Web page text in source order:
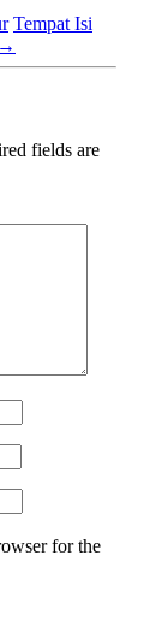
Tempat Isi
→
fields are
for the